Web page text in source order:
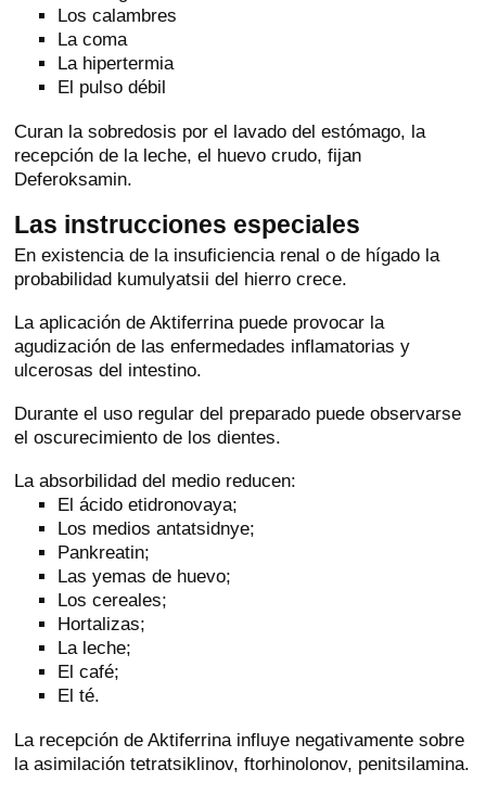
Los calambres
La coma
La hipertermia
El pulso débil
Curan la sobredosis por el lavado del estómago, la
recepción de la leche, el huevo crudo, fijan
Deferoksamin.
Las instrucciones especiales
En existencia de la insuficiencia renal o de hígado la
probabilidad kumulyatsii del hierro crece.
La aplicación de Aktiferrina puede provocar la
agudización de las enfermedades inflamatorias y
ulcerosas del intestino.
Durante el uso regular del preparado puede observarse
el oscurecimiento de los dientes.
La absorbilidad del medio reducen:
El ácido etidronovaya;
Los medios antatsidnye;
Pankreatin;
Las yemas de huevo;
Los cereales;
Hortalizas;
La leche;
El café;
El té.
La recepción de Aktiferrina influye negativamente sobre
la asimilación tetratsiklinov, ftorhinolonov, penitsilamina.